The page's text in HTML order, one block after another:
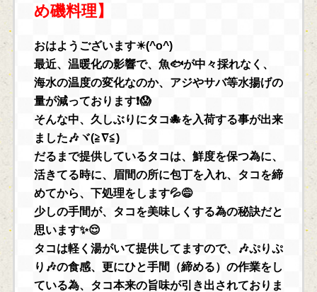
め磯料理】
おはようございます☀(^o^)
最近、温暖化の影響で、魚🐟が中々採れなく、
海水の温度の変化なのか、アジやサバ等水揚げの
量が減っております❗😱
そんな中、久しぶりにタコ🐙を入荷する事が出来
ました🎶ヾ(≧∇≦)
だるまで提供しているタコは、鮮度を保つ為に、
活きてる時に、眉間の所に包丁を入れ、タコを締
めてから、下処理をします💦😅
少しの手間が、タコを美味しくする為の秘訣だと
思います✨😌
タコは軽く湯がいて提供してますので、🎶ぷりぷ
り🎶の食感、更にひと手間（締める）の作業をし
ている為、タコ本来の旨味が引き出されておりま